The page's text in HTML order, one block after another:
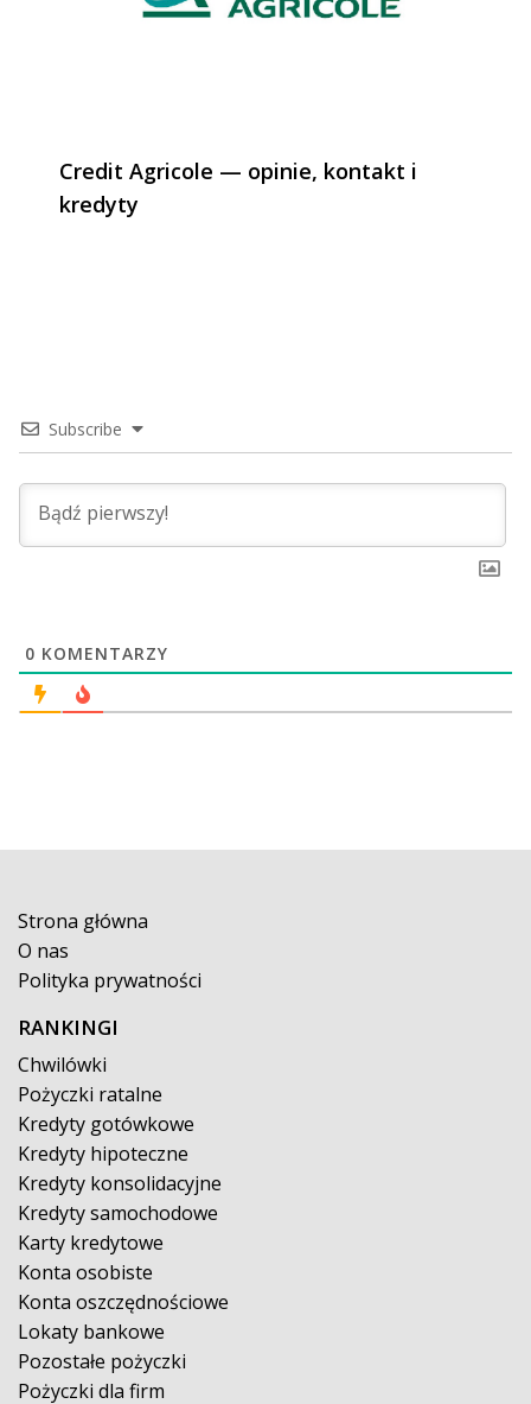
Credit Agricole — opinie, kontakt i
kredyty
Subscribe
0 KOMENTARZY
Strona główna
O nas
Polityka prywatności
RANKINGI
Chwilówki
Pożyczki ratalne
Kredyty gotówkowe
Kredyty hipoteczne
Kredyty konsolidacyjne
Kredyty samochodowe
Karty kredytowe
Konta osobiste
Konta oszczędnościowe
Lokaty bankowe
Pozostałe pożyczki
Pożyczki dla firm